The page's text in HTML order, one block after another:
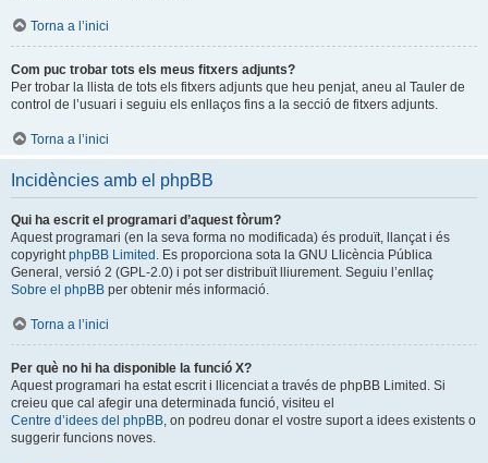
Torna a l’inici
Com puc trobar tots els meus fitxers adjunts?
Per trobar la llista de tots els fitxers adjunts que heu penjat, aneu al Tauler de
control de l’usuari i seguiu els enllaços fins a la secció de fitxers adjunts.
Torna a l’inici
Incidències amb el phpBB
Qui ha escrit el programari d’aquest fòrum?
Aquest programari (en la seva forma no modificada) és produït, llançat i és
copyright phpBB Limited . Es proporciona sota la GNU Llicència Pública
General, versió 2 (GPL-2.0) i pot ser distribuït lliurement. Seguiu l’enllaç
Sobre el phpBB per obtenir més informació.
Torna a l’inici
Per què no hi ha disponible la funció X?
Aquest programari ha estat escrit i llicenciat a través de phpBB Limited. Si
creieu que cal afegir una determinada funció, visiteu el
Centre d’idees del phpBB , on podreu donar el vostre suport a idees existents o
suggerir funcions noves.